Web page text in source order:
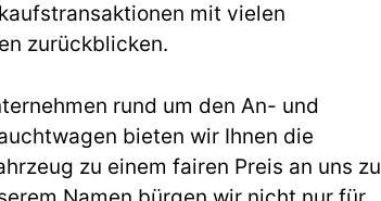
mit vielen
zurückblicken.
rund um den An- und
bieten wir Ihnen die
zu einem fairen Preis an uns zu